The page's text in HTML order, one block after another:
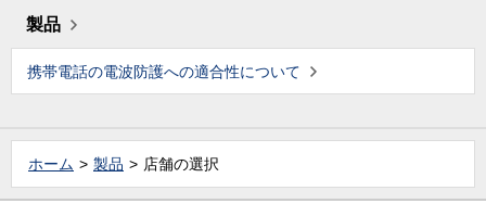
製品
携帯電話の電波防護への適合性について
ホーム 製品 店舗の選択